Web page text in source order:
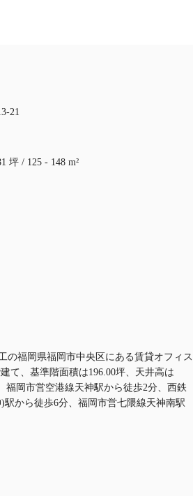
らへ
せ
21
坪 / 125 - 148 m²
の福岡県福岡市中央区にある賃貸オフィス
て、基準階面積は196.00坪、天井高は
福岡市営空港線天神駅から徒歩2分、西鉄
駅から徒歩6分、福岡市営七隈線天神南駅